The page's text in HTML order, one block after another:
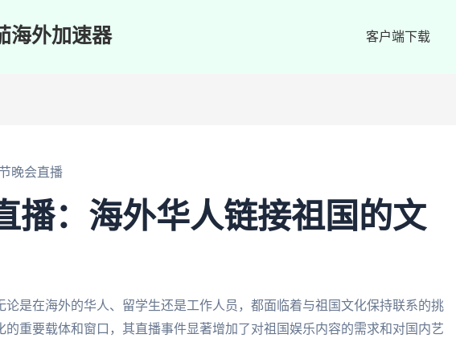
海外加速器 客户端下载
晚会直播
播：海外华人链接祖国的文
论是在海外的华人、留学生还是工作人员，都面临着与祖国文化保持联系的挑
的重要载体和窗口，其直播事件显著增加了对祖国娱乐内容的需求和对国内艺